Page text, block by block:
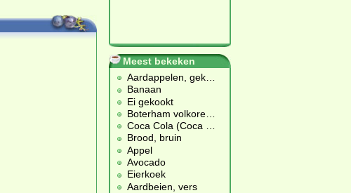
Meest bekeken
Aardappelen, gek
Banaan
Ei gekookt
Boterham volkore
Coca Cola (Coca
Brood, bruin
Appel
Avocado
Eierkoek
Aardbeien, vers